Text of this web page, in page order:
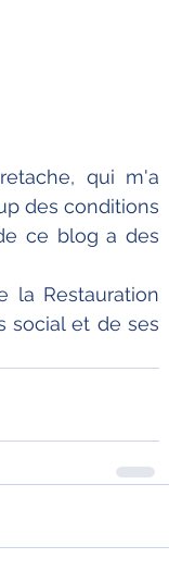
qui m'a
des conditions
ce blog a des
la Restauration
social et de ses